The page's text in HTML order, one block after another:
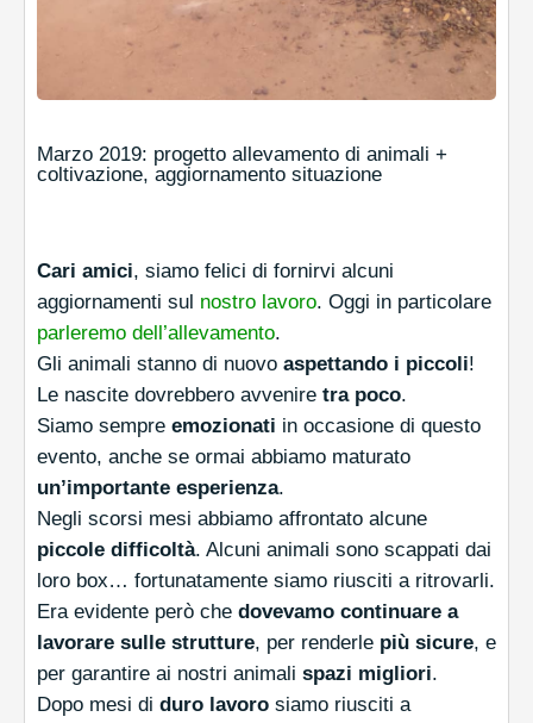
Marzo 2019: progetto allevamento di animali +
coltivazione, aggiornamento situazione
Cari amici, siamo felici di fornirvi alcuni
aggiornamenti sul nostro lavoro. Oggi in particolare
parleremo dell’allevamento.
Gli animali stanno di nuovo aspettando i piccoli!
Le nascite dovrebbero avvenire tra poco.
Siamo sempre emozionati in occasione di questo
evento, anche se ormai abbiamo maturato
un’importante esperienza.
Negli scorsi mesi abbiamo affrontato alcune
piccole difficoltà. Alcuni animali sono scappati dai
loro box… fortunatamente siamo riusciti a ritrovarli.
Era evidente però che dovevamo continuare a
lavorare sulle strutture, per renderle più sicure, e
per garantire ai nostri animali spazi migliori.
Dopo mesi di duro lavoro siamo riusciti a